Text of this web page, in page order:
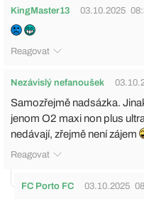
KingMaster13 03.10.2025
Reagovat
Nezávislý nefanoušek
Samozřejmě nadsázka.
jenom O2 maxi non plus
nedávají, zřejmě není zájem
Reagovat
FC Porto FC 03.10.2025